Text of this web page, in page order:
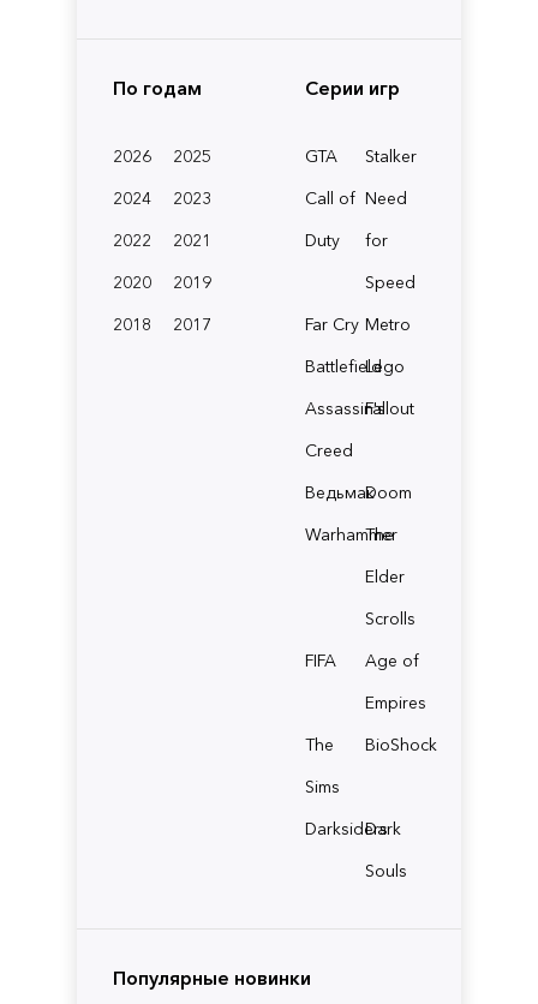
По годам
2026
2025
2024
2023
2022
2021
2020
2019
2018
2017
Серии игр
GTA
Stalker
Call of
Duty
Need
for
Speed
Far Cry Metro
BattlefieldLego
Assassin's
Creed
Fallout
ВедьмакDoom
Warhammer
The
Elder
Scrolls
FIFA
Age of
Empires
The
Sims
BioShock
Darksiders
Dark
Souls
Популярные новинки